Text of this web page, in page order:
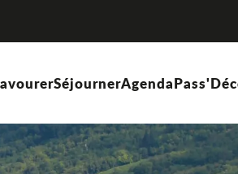
SéjournerAgenda